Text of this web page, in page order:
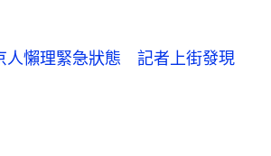
人懶理緊急狀態 記者上街發現